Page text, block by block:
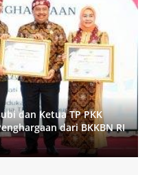
dan Ketua TP PKK
dari BKKBN RI